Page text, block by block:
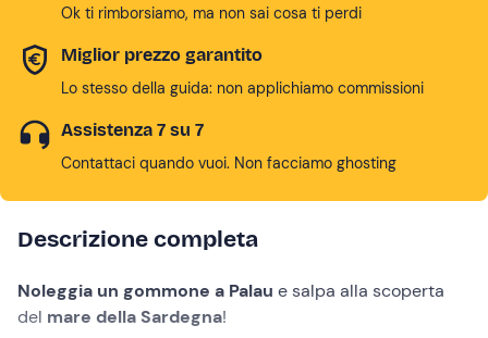
Ok ti rimborsiamo, ma non sai cosa ti perdi
Miglior prezzo garantito
Lo stesso della guida: non applichiamo commissioni
Assistenza 7 su 7
Contattaci quando vuoi. Non facciamo ghosting
Descrizione completa
Noleggia un gommone a Palau e salpa alla scoperta
del mare della Sardegna!